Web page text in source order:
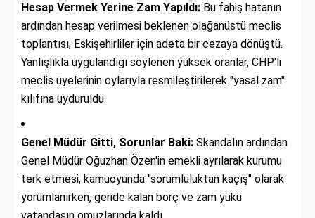
Hesap Vermek Yerine Zam Yapıldı: Bu fahiş hatanın
ardından hesap verilmesi beklenen olağanüstü meclis
toplantısı, Eskişehirliler için adeta bir cezaya dönüştü.
Yanlışlıkla uygulandığı söylenen yüksek oranlar, CHP'li
meclis üyelerinin oylarıyla resmileştirilerek "yasal zam"
kılıfına uyduruldu.
Genel Müdür Gitti, Sorunlar Baki: Skandalın ardından
Genel Müdür Oğuzhan Özen'in emekli ayrılarak kurumu
terk etmesi, kamuoyunda "sorumluluktan kaçış" olarak
yorumlanırken, geride kalan borç ve zam yükü